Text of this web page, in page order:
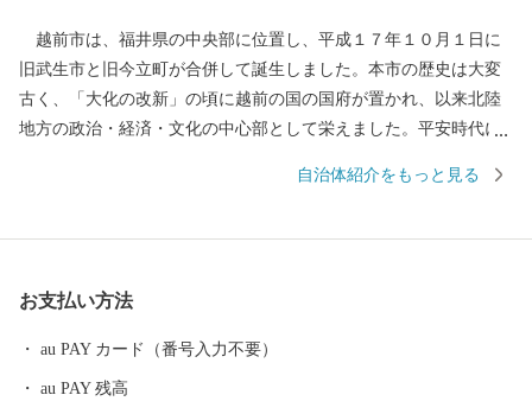
越前市は、福井県の中央部に位置し、平成１７年１０月１日に
旧武生市と旧今立町が合併して誕生しました。本市の歴史は大変
古く、「大化の改新」の頃に越前の国の国府が置かれ、以来北陸
地方の政治・経済・文化の中心部として栄えました。平安時代に
を離れ、多感な少女時代を過ごした地でもあります。 産業面で
て発展を続けています。 また、豊かな緑や清らかな水など、美
しており、平成２７年９月に「環境・文化創造都市宣言」を行い
自治体紹介をもっと見る
お支払い方法
au PAY カード（番号入力不要）
au PAY 残高